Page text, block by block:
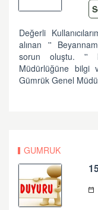
Değerli
alınan ''
sorun oluştu. ''
Müdürlüğüne bilgi
Gümrük Genel
GUMRUK